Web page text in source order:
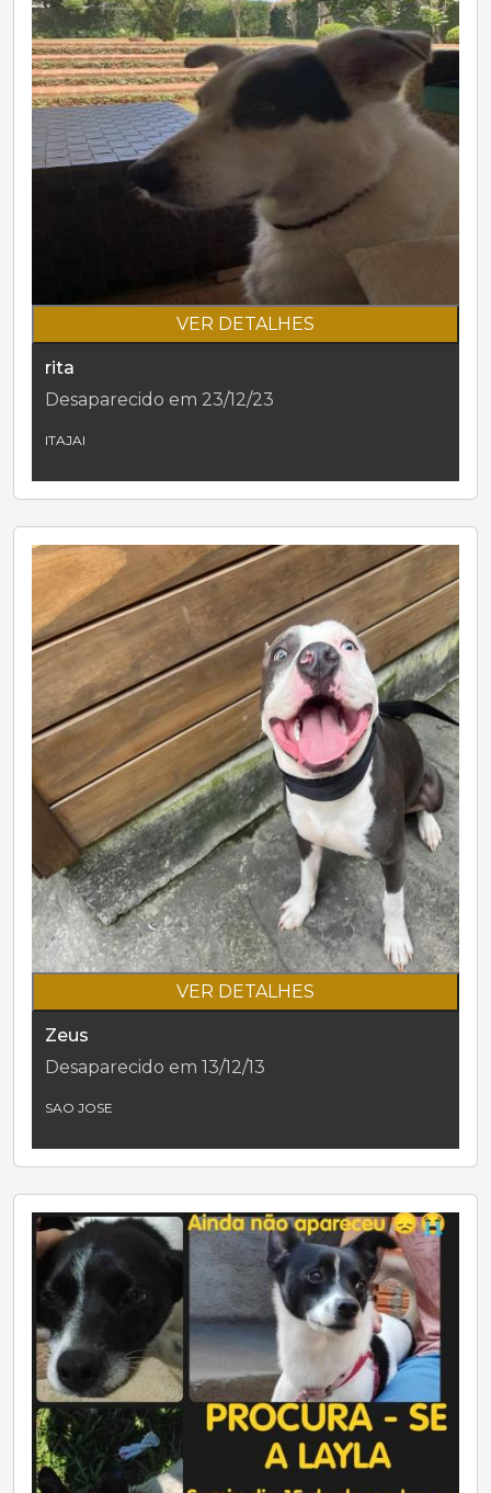
VER DETALHES
rita
Desaparecido em 23/12/23
ITAJAI
VER DETALHES
Zeus
Desaparecido em 13/12/13
SAO JOSE